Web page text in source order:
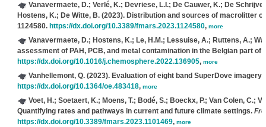
Vanavermaete, D.; Verlé, K.; Devriese, L.I.; De Cauwer, K.; De
Hostens, K.; De Witte, B.(2023). Distribution and sources of macrolitter
1124580. https://dx.doi.org/10.3389/fmars.2023.1124580, more
Vanavermaete, D.; Hostens, K.; Le, H.M.; Lessuise, A.; Ruttens, A.;
assessment of PAH, PCB, and metal contamination in the Belgian part of
https://dx.doi.org/10.1016/j.chemosphere.2022.136905, more
Vanhellemont, Q.(2023). Evaluation of eight band SuperDove
https://dx.doi.org/10.1364/oe.483418, more
Voet, H.; Soetaert, K.; Moens, T.; Bodé, S.; Boeckx, P.; Van Colen, C.;
Quantifying rates and pathways in current and future climate settings.
https://dx.doi.org/10.3389/fmars.2023.1101469, more